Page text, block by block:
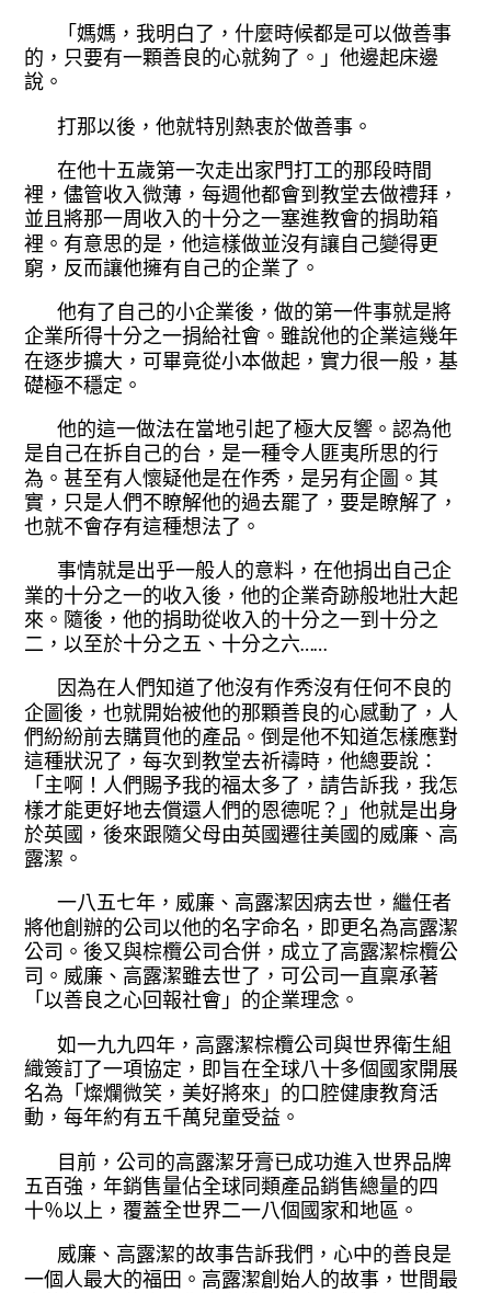
「媽媽，我明白了，什麼時候都是可以做善事
的，只要有一顆善良的心就夠了 。」他邊起床邊
說。
打那以後，他就特別熱衷於做善事。
在他十五歲第一次走出家門打工的那段時間
裡，儘管收入微薄，每週他都會到教堂去做禮拜，
並且將那一周收入的十分之一塞進教會的捐助箱
裡。有意思的是，他這樣做並沒有讓自己變得更
窮，反而讓他擁有自己的企業了。
他有了自己的小企業後，做的第一件事就是將
企業所得十分之一捐給社會。雖說他的企業這幾年
在逐步擴大，可畢竟從小本做起，實力很一般，基
礎極不穩定。
他的這一做法在當地引起了極大反響 。認為他
是自己在拆自己的台，是一種令人匪夷所思的行
為。甚至有人懷疑他是在作秀，是另有企圖。其
實，只是人們不瞭解他的過去罷了，要是瞭解了，
也就不會存有這種想法了。
事情就是出乎一般人的意料，在他捐出自己企
業的十分之一的收入後，他的企業奇跡般地壯大起
來。隨後，他的捐助從收入的十分之一到十分之
二，以至於十分之五、十分之六……
因為在人們知道了他沒有作秀沒有任何不良的
企圖後，也就開始被他的那顆善 良的心感動了，人
們紛紛前去購買他的產品。倒是他不知道怎樣應對
這種狀況了，每次到教堂去祈禱時，他總要說：
「主啊 ！人們賜予我的福太多了，請告訴我，我怎
樣才能更好地去償還人們的恩德呢？」他就是出身
於英國，後來跟隨父母由英國遷往美國的威廉、高
露潔。
一八五七年，威廉、高露潔因病去世 ，繼任者
將他創辦的公司以他的名字命名 ，即更名為高露潔
公司。後又與棕欖公司 合併，成立了高露潔棕欖公
司。威廉、高露潔雖去世了，可公司一直稟承著
「以善良之心回報社會」的企業理念。
如一九九四年，高露潔棕欖公司與世界衛生組
織簽訂了一項協定，即旨在全球八十多個國家開展
名為「燦爛微笑，美好將來」的口腔健康教育活
動，每年約有五千萬兒童受益。
目前，公司的高露潔牙膏已成功進入世界品牌
五百強，年銷售量佔全球同類產品銷售總量的四
十％以上，覆蓋全世界二一八個國家和地區。
威廉、高露潔的故事告訴我們，心中的善良是
一個人最大的福田。高露潔創始人的故事，世間最